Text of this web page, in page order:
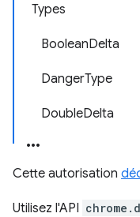
Types
BooleanDelta
DangerType
DoubleDelta
Cette autorisation
Utilisez l'API